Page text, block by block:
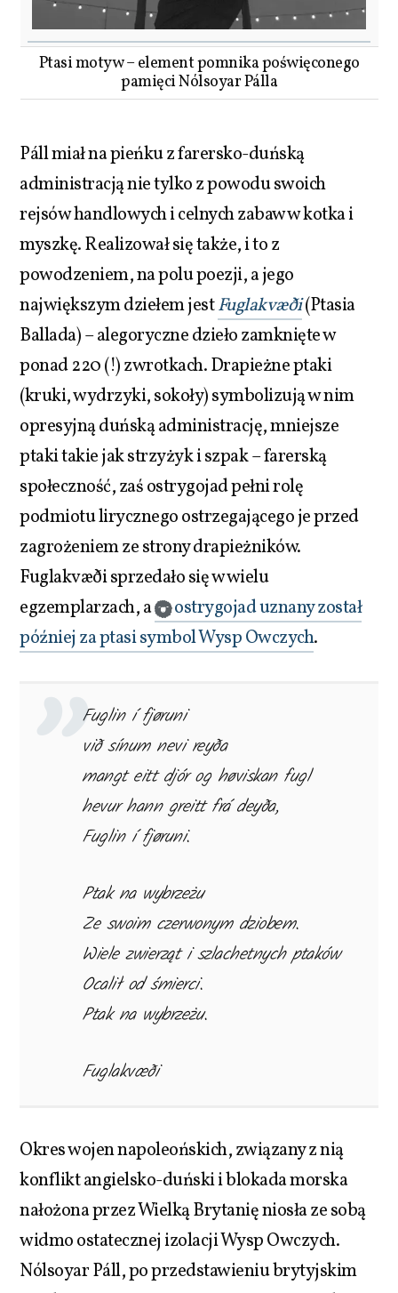
Ptasi motyw – element pomnika poświęconego
pamięci Nólsoyar Pálla
Páll miał na pieńku z farersko-duńską
administracją nie tylko z powodu swoich
rejsów handlowych i celnych zabaw w kotka i
myszkę. Realizował się także, i to z
powodzeniem, na polu poezji, a jego
największym dziełem jestFuglakvæði(Ptasia
Ballada) – alegoryczne dzieło zamknięte w
ponad 220 (!) zwrotkach. Drapieżne ptaki
(kruki, wydrzyki, sokoły) symbolizują w nim
opresyjną duńską administrację, mniejsze
ptaki takie jak strzyżyk i szpak – farerską
społeczność, zaś ostrygojad pełni rolę
podmiotu lirycznego ostrzegającego je przed
zagrożeniem ze strony drapieżników.
Fuglakvæði sprzedało się w wielu
egzemplarzach, a
ostrygojad uznany został
później za ptasi symbol Wysp Owczych.
Fuglin í fjøruni
við sínum nevi reyða
mangt eitt djór og høviskan fugl
hevur hann greitt frá deyða,
Fuglin í fjøruni.
Ptak na wybrzeżu
Ze swoim czerwonym dziobem.
Wiele zwierząt i szlachetnych ptaków
Ocalił od śmierci.
Ptak na wybrzeżu.
Fuglakvæði
Okres wojen napoleońskich, związany z nią
konflikt angielsko-duński i blokada morska
nałożona przez Wielką Brytanię niosła ze sobą
widmo ostatecznej izolacji Wysp Owczych.
Nólsoyar Páll, po przedstawieniu brytyjskim